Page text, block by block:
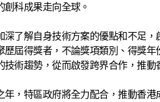
科成果走向全球。
了解自身技術方案的優點和不足
屆得獎者，不論獎項類別、得獎
術趨勢，從而啟發跨界合作，推動
，特區政府將全力配合，推動香